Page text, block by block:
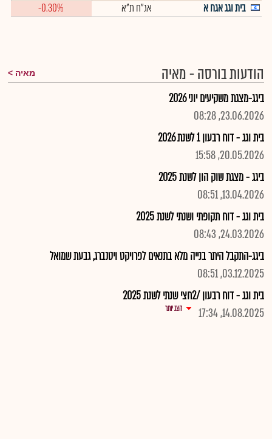
בית וגג אגח א
אג"ח ת"א -0.30%
הודעות בורסה - מאיה מאיה
ביגג-מצגת משקיעים יוני 2026
23.06.2026, 08:28
בית וגג - דוח רבעון 1 לשנת 2026
20.05.2026, 15:58
ביגג - מצגת שוק הון לשנת 2025
13.04.2026, 08:51
בית וגג - דוח תקופתי ושנתי לשנת 2025
24.03.2026, 08:43
ביגג-התקבל היתר בנייה מלא בתנאים לפרויקט ויטנברג, גבעת שמואל
03.12.2025, 08:51
בית וגג - דוח רבעון /2חצי שנתי לשנת 2025
14.08.2025, 17:34
הצג יותר